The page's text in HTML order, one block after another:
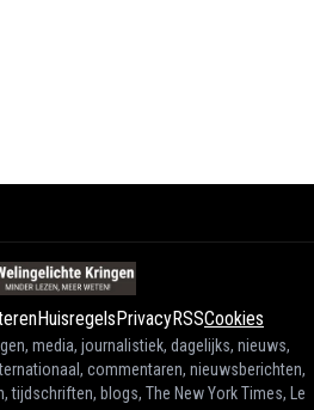
HuisregelsPrivacyRSSCookies
media, journalistiek, dagelijks, nieuws,
commentaren, nieuwsberichten,
tijdschriften, blogs, The New York Times, Le